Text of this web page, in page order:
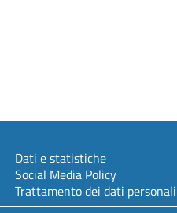
Dati e statistiche
Social Media Policy
Trattamento dei dati personali